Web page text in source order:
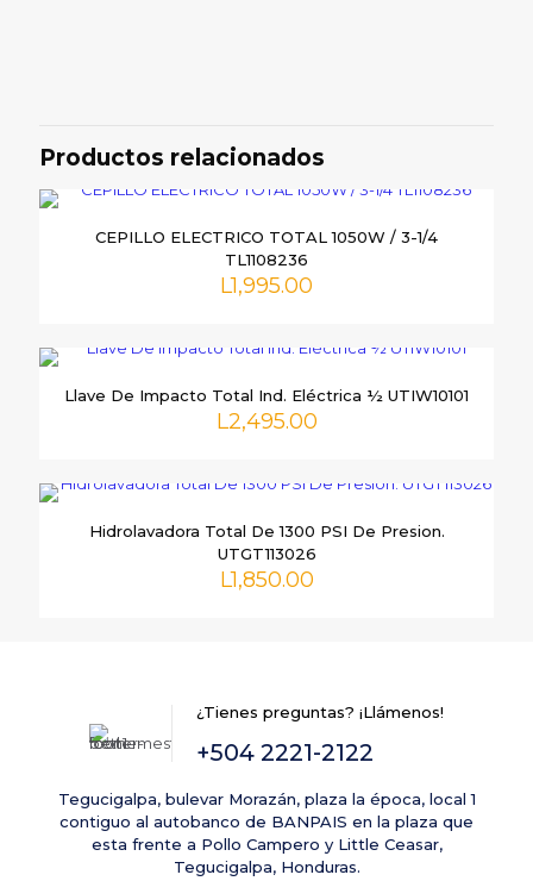
impacto inalámbrica Total 1/2
TIWLI2001”
Tu dirección de correo electrónico no será publicada.
campos obligatorios están marcados con*
navegador para la próxima vez que comente.
Productos relacionados
CEPILLO ELECTRICO TOTAL 1050W / 3-1/4
TL1108236
L1,995.00
Llave De Impacto Total Ind. Eléctrica ½ UTIW10101
L2,495.00
Hidrolavadora Total De 1300 PSI De Presion.
UTGT113026
L1,850.00
¿Tienes preguntas? ¡Llámenos!
+504 2221-2122
Tegucigalpa, bulevar Morazán, plaza la época, local 1
contiguo al autobanco de BANPAIS en la plaza que
esta frente a Pollo Campero y Little Ceasar,
Tegucigalpa, Honduras.